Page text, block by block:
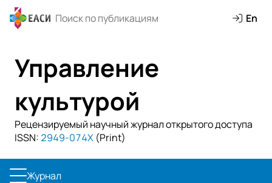
En
Управление
культурой
Рецензируемый научный журнал открытого доступа
ISSN: 2949-074X (Print)
Журнал